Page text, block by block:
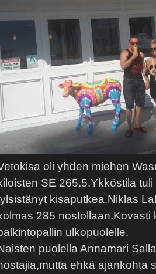
oli yhden miehen
SE 265.5.Ykköstila
kisaputkea.Niklas
285 nostollaan.Kovasti
ulkopuolelle.
puolella Annamari
ehkä ajankohta